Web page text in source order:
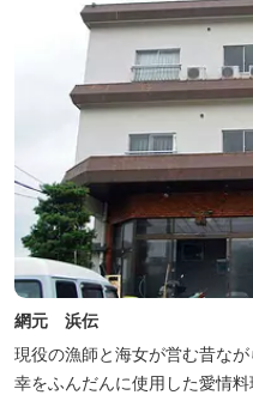
網元 浜伝
現役の漁師と海女が営む昔な
幸をふんだんに使用した愛情